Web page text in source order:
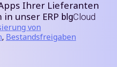
Ihrer Lieferanten
unser ERP blgCloud
von
, Bestandsfreigaben